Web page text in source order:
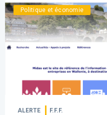
Politique et économie
ALERTE F.F.F.